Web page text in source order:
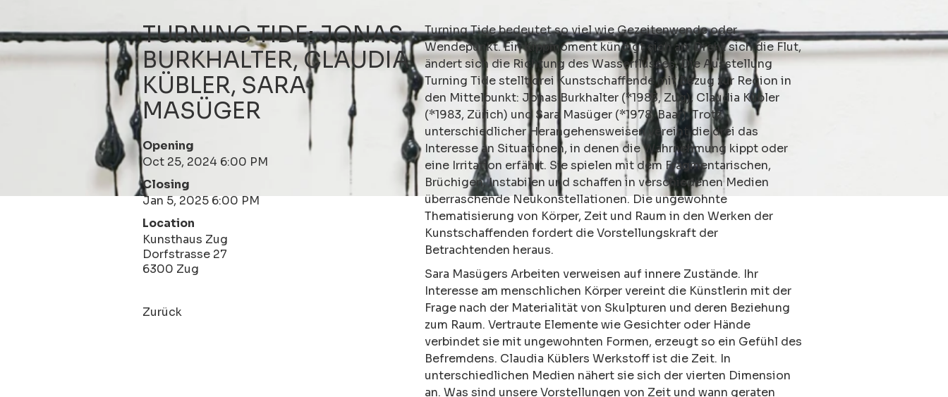
TURNING TIDE: JONAS
BURKHALTER, CLAUDIA
KÜBLER, SARA
MASÜGER
Opening
Oct 25, 2024 6:00 PM
Closing
Jan 5, 2025 6:00 PM
Location
Kunsthaus Zug
Dorfstrasse 27
6300 Zug
Zurück
Turning Tidebedeutet so viel wie Gezeitenwende oder
Wendepunkt. Ein Kippmoment kündigt sich an: Dreht sich die Flut,
ändert sich die Richtung des Wasserflusses. Die Ausstellung
Turning Tidestellt drei Kunstschaffende mit Bezug zur Region in
den Mittelpunkt: Jonas Burkhalter (*1983, Zug), Claudia Kübler
(*1983, Zürich) und Sara Masüger (*1978, Baar). Trotz
unterschiedlicher Herangehensweisen vereint die drei das
Interesse an Situationen, in denen die Wahrnehmung kippt oder
eine Irritation erfährt. Sie spielen mit dem Fragmentarischen,
Brüchigen, Instabilen und schaffen in verschiedenen Medien
überraschende Neukonstellationen. Die ungewohnte
Thematisierung von Körper, Zeit und Raum in den Werken der
Kunstschaffenden fordert die Vorstellungskraft der
Betrachtenden heraus.
Sara Masügers Arbeiten verweisen auf innere Zustände. Ihr
Interesse am menschlichen Körper vereint die Künstlerin mit der
Frage nach der Materialität von Skulpturen und deren Beziehung
zum Raum. Vertraute Elemente wie Gesichter oder Hände
verbindet sie mit ungewohnten Formen, erzeugt so ein Gefühl des
Befremdens. Claudia Küblers Werkstoff ist die Zeit. In
unterschiedlichen Medien nähert sie sich der vierten Dimension
an. Was sind unsere Vorstellungen von Zeit und wann geraten